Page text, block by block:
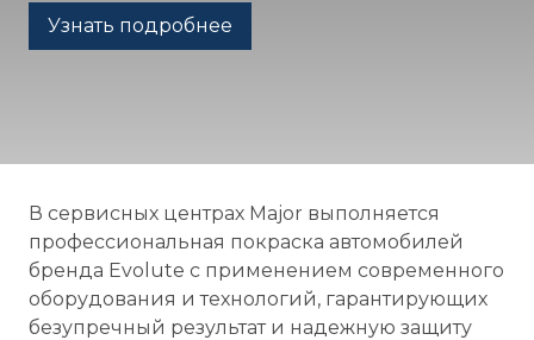
Узнать подробнее
В сервисных центрах Major выполняется
профессиональная покраска автомобилей
бренда Evolute с применением современного
оборудования и технологий, гарантирующих
безупречный результат и надежную защиту